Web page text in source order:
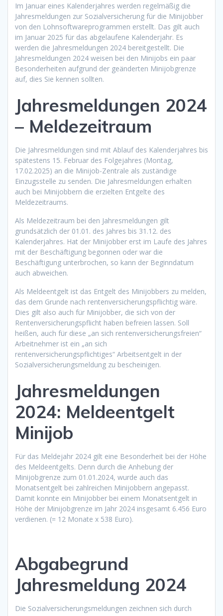
Im Januar eines Kalenderjahres werden regelmäßig die
Jahresmeldungen zur Sozialversicherung für die Minijobber
von den Lohnsoftwareprogrammen erstellt. Das gilt auch
im Januar 2025 für das abgelaufene Kalenderjahr. Es
werden die Jahresmeldungen 2024 bereitgestellt. Die
Jahresmeldungen 2024 weisen bei den Minijobs ein paar
Besonderheiten aufgrund der geänderten Minijobgrenze
auf, dies Sie kennen sollten.
Jahresmeldungen 2024
– Meldezeitraum
Die Jahresmeldungen sind mit Ablauf des Kalenderjahres bis
spätestens 15. Februar des Folgejahres (Montag,
17.02.2025) an die Minijob-Zentrale als zuständige
Einzugsstelle zu senden. Die Jahresmeldungen erhalten
auch bei Minijobbern die erzielten Entgelte des
Meldezeitraums.
Als Meldezeitraum bei den Jahresmeldungen gilt
grundsätzlich der 01.01. des Jahres bis 31.12. des
Kalenderjahres. Hat der Minijobber erst im Laufe des Jahres
mit der Beschäftigung begonnen oder war die
Beschäftigung unterbrochen, so kann der Beginndatum
auch abweichen.
Als Meldeentgelt ist das Entgelt des Minijobbers zu melden,
das dem Grunde nach rentenversicherungspflichtig wäre.
Dies gilt also auch für Minijobber, die sich von der
Rentenversicherungspflicht haben befreien lassen. Soll
heißen, auch für diese „an sich rentenversicherungsfreien“
Arbeitnehmer ist ein „an sich
rentenversicherungspflichtiges“ Arbeitsentgelt in der
Sozialversicherungsmeldung zu bescheinigen.
Jahresmeldungen
2024: Meldeentgelt
Minijob
Für das Meldejahr 2024 gilt eine Besonderheit bei der Höhe
des Meldeentgelts. Denn durch die Anhebung der
Minijobgrenze zum 01.01.2024, wurde auch das
Monatsentgelt bei zahlreichen Minijobbern angepasst.
Damit konnte ein Minijobber bei einem Monatsentgelt in
Höhe der Minijobgrenze im Jahr 2024 insgesamt 6.456 Euro
verdienen. (= 12 Monate x 538 Euro).
Abgabegrund
Jahresmeldung 2024
Die Sozialversicherungsmeldungen zeichnen sich durch